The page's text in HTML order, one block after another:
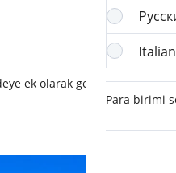
Para birimi
ek olarak gezilmesi gereken